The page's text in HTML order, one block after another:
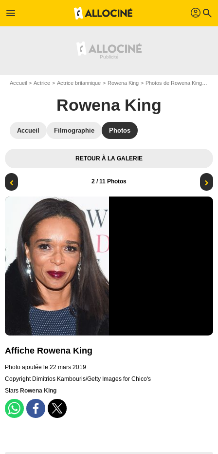
menu profil search
Accueil Actrice Actrice britannique Rowena King Photos de Rowena King
Rowena King
Accueil Filmographie Photos
RETOUR À LA GALERIE
2 / 11 Photos
Affiche Rowena King
Photo ajoutée le 22 mars 2019
Copyright Dimitrios Kambouris/Getty Images for Chico's
Stars Rowena King